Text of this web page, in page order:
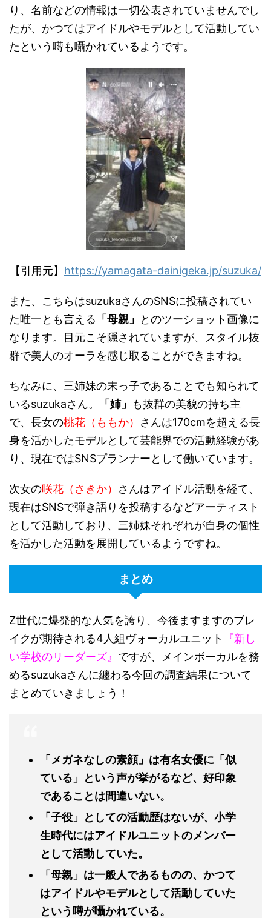
り、名前などの情報は一切公表されていませんでし
たが、かつてはアイドルやモデルとして活動してい
たという噂も囁かれているようです。
【引用元】 https://yamagata-dainigeka.jp/suzuka/
また、こちらはsuzukaさんのSNSに投稿されてい
た唯一とも言える 「母親」
とのツーショット画像に
なります。目元こそ隠されていますが、スタイル抜
群で美人のオーラを感じ取ることができますね。
ちなみに、三姉妹の末っ子であることでも知られて
いるsuzukaさん。
「姉」
も抜群の美貌の持ち主
で、長女の桃花（ももか） さんは170cmを超える長
身を活かしたモデルとして芸能界での活動経験があ
り、現在ではSNSプランナーとして働いています。
次女の咲花（さきか） さんはアイドル活動を経て、
現在はSNSで弾き語りを投稿するなどアーティスト
として活動しており、三姉妹それぞれが自身の個性
を活かした活動を展開しているようですね。
まとめ
Z世代に爆発的な人気を誇り、今後ますますのブレ
イクが期待される4人組ヴォーカルユニット
『新し
い学校のリーダーズ』 ですが、メインボーカルを務
めるsuzukaさんに纏わる今回の調査結果について
まとめていきましょう！
「メガネなしの素顔」は有名女優に「似
ている」という声が挙がるなど、好印象
であることは間違いない。
「子役」としての活動歴はないが、小学
生時代にはアイドルユニットのメンバー
として活動していた。
「母親」は一般人であるものの、かつて
はアイドルやモデルとして活動していた
という噂が囁かれている。